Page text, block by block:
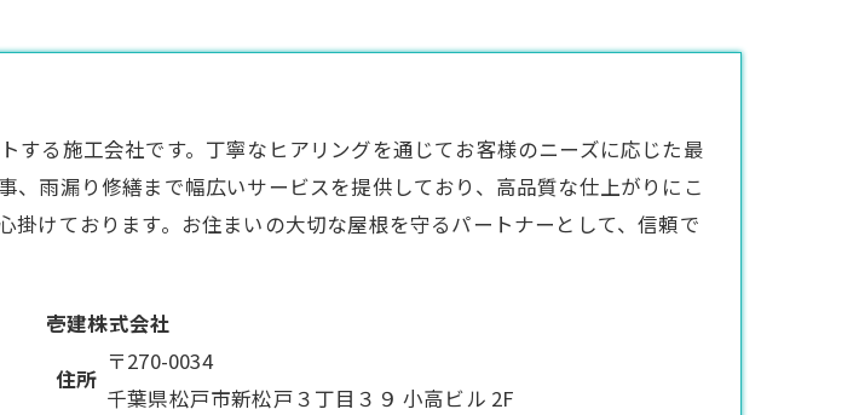
る施工会社です。丁寧なヒアリングを通じてお客様のニーズに応じた最
雨漏り修繕まで幅広いサービスを提供しており、高品質な仕上がりにこ
けております。お住まいの大切な屋根を守るパートナーとして、信頼で
壱建株式会社
住所
〒270-0034
千葉県松戸市新松戸３丁目３９ 小高ビル 2F